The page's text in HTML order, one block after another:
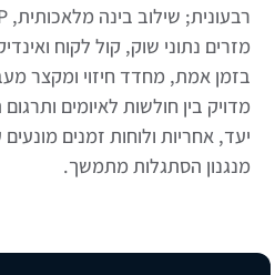
מזרים נתוני שוק, קול לקוח
בזמן אמת, מחדד חיזוי ומקצר
מדויק בין חולשות לאיומים
יעד, אחריות ולוחות זמנים מונעים
מנגנון הסתגלות מתמשך.